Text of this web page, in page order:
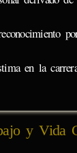
en la
y Vida